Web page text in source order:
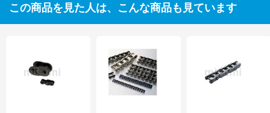
この商品を見た人は、こんな商品も見ています